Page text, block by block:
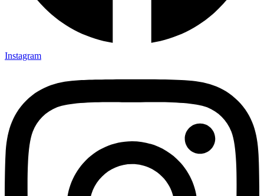
Instagram